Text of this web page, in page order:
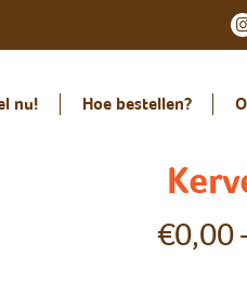
nu! Hoe bestellen?
€0,00